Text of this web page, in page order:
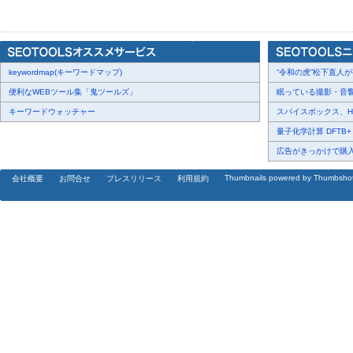
■高血圧、耳鳴り、肥満を撃退。最新の食べ方【酢たまねぎスープ】
■驚異の抗酸化力でシミ改善【バオバブの粉末】
■【骨盤矯正いす】で痛みがとれ、脳も活性化
■【10分ごろ寝】ガス腹、下痢、便秘を撃退！腸閉塞にも
■ヘモグロビンA1c下げに効く【テンペ菌発酵の薬草茶】
■血糖値と同時に血圧も下げる【たまねぎ梅ウコン】
■第１付録：強力ポリフェノール【アカシア樹皮エキス】
■第２付録：目の症状に【アサイベリー】
keywordmap(キーワードマップ)
便利なWEBツール集「鬼ツールズ」
キーワードウォッチャー
“令和の虎”松下直人
眠っている撮影・音
スパイスボックス、
量子化学計算
広告がきっかけで購
会社概要 お問合せ プレスリリース 利用規約 Thumbnails powered by